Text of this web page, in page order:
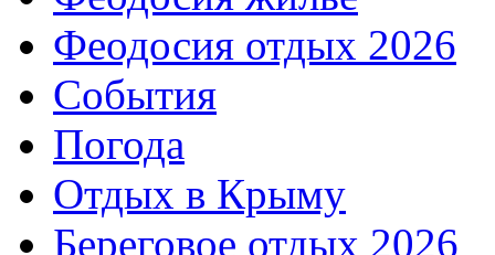
Феодосия отдых 2026
События
Погода
Отдых в Крыму
Береговое отдых 2026